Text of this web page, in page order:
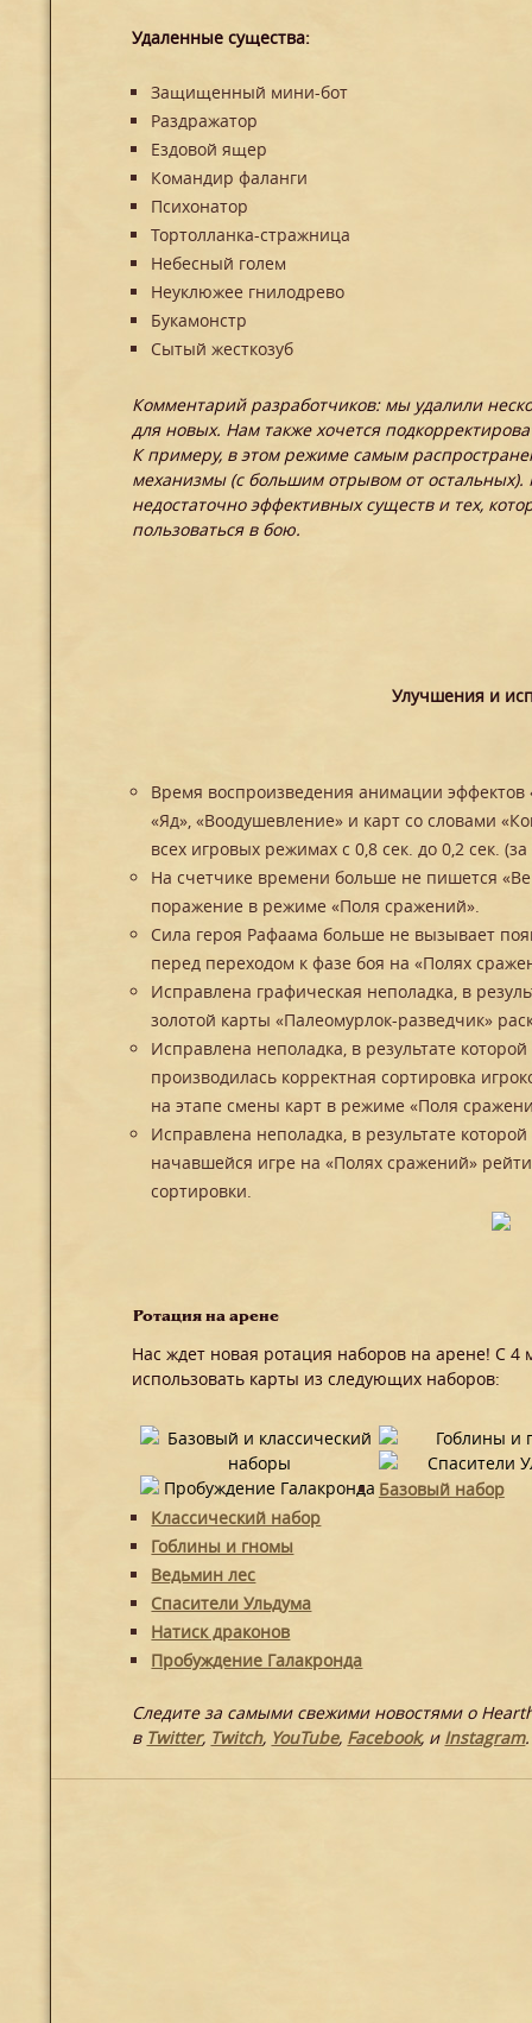
Удаленные существа:
Защищенный мини-бот
Раздражатор
Ездовой ящер
Командир фаланги
Психонатор
Тортолланка-стражница
Небесный голем
Неуклюжее гнилодрево
Букамонстр
Сытый жесткозуб
Комментарий разработчиков: мы удалили
для новых. Нам также хочется
К примеру, в этом режиме самым
механизмы (с большим отрывом от
недостаточно эффективных существ и тех,
пользоваться в бою.
Улучшения и
Время воспроизведения анимации
«Яд», «Воодушевление» и карт со словами
всех игровых режимах с 0,8 сек. до 0,2 сек.
На счетчике времени больше не пишется
поражение в режиме «Поля сражений».
Сила героя Рафаама больше не вызывает
перед переходом к фазе боя на «Полях
Исправлена графическая неполадка, в
золотой карты «Палеомурлок-разведчик»
Исправлена неполадка, в результате
производилась корректная сортировка
на этапе смены карт в режиме «Поля
Исправлена неполадка, в результате
начавшейся игре на «Полях сражений»
сортировки.
Ротация на арене
Нас ждет новая ротация наборов на арене! С 4
использовать карты из следующих наборов:
Базовый набор
Классический набор
Гоблины и гномы
Ведьмин лес
Спасители Ульдума
Натиск драконов
Пробуждение Галакронда
Следите за самыми свежими новостями о
в Twitter, Twitch, YouTube, Facebook, и Instagram.